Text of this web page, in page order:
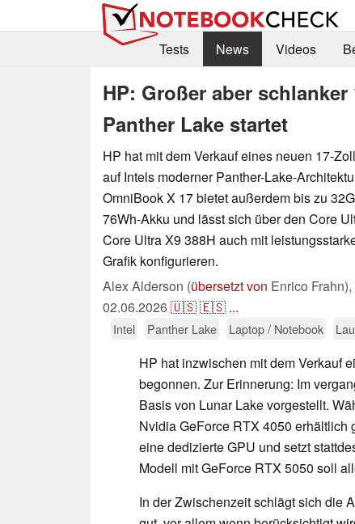
Tests
News Videos
HP: Großer aber
Panther Lake startet
HP hat mit dem Verkauf eines neuen 17-
auf Intels moderner Panther-Lake-
OmniBook X 17 bietet außerdem bis zu
76Wh-Akku und lässt sich über den Core
Core Ultra X9 388H auch mit
Grafik konfigurieren.
Alex Alderson (übersetzt von Enrico Frahn),
02.06.2026🇺🇸🇪🇸 ...
Intel Panther Lake Laptop / Notebook
HP hat inzwischen mit dem Verkauf
begonnen. Zur Erinnerung: Im
Basis von Lunar Lake vorgestellt.
Nvidia GeForce RTX 4050 erhältlich
eine dedizierte GPU und setzt
Modell mit GeForce RTX 5050 soll
In der Zwischenzeit schlägt sich die